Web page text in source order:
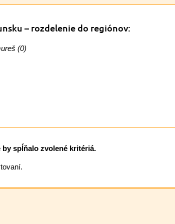
– rozdelenie do regiónov:
(0)
spĺňalo zvolené kritériá.